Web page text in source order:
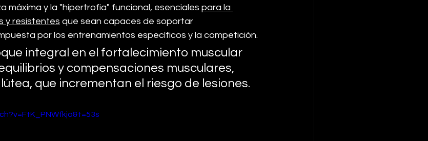
máxima y la "hipertrofia" funcional, esenciales para la
y resistentes que sean capaces de soportar
por los entrenamientos específicos y la competición.
integral en el fortalecimiento muscular
y compensaciones musculares,
que incrementan el riesgo de lesiones.